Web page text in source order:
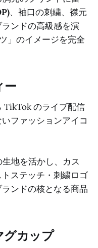
、袖口の刺繍、襟元
ンドの高級感を演
」のイメージを完全
ー
TikTok のライブ配信
ファッションアイコ
生地を活かし、カス
ステッチ・刺繍ロゴ
ンドの核となる商品
グカップ